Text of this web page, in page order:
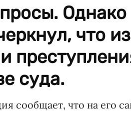
что
суда.
сообщает, что на его